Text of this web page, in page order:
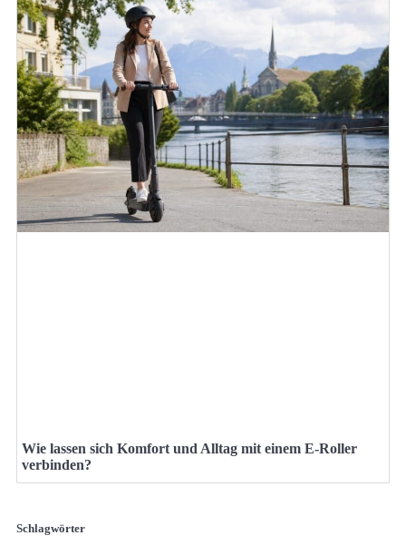
Wie lassen sich Komfort und Alltag mit einem E-Roller
verbinden?
Schlagwörter